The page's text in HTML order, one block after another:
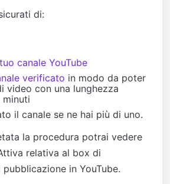
di:
canale YouTube
verificato in modo da poter
video con una lunghezza
minuti
il canale se ne hai più di uno.
la procedura potrai vedere
relativa al box di
in YouTube.